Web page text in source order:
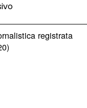
registrata